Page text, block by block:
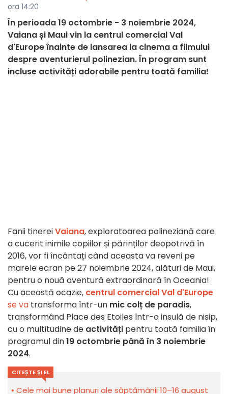
ora 14:20
În perioada 19 octombrie - 3 noiembrie 2024,
Vaiana și Maui vin la centrul comercial Val
d'Europe înainte de lansarea la cinema a filmului
despre aventurierul polinezian. În program sunt
incluse activități adorabile pentru toată familia!
Fanii tinereiVaiana, exploratoarea polineziană care
a cucerit inimile copiilor și părinților deopotrivă în
2016, vor fi încântați când aceasta va reveni pe
marele ecran pe 27 noiembrie 2024, alături de Maui,
pentru o nouă aventură extraordinară în Oceania!
Cu această ocazie, centrul comercial Val d'Europe
se va transforma într-un mic colț de paradis,
transformând Place des Etoiles într-o insulă de nisip,
cu o multitudine de activități pentru toată familia în
programul din19 octombrie până în 3 noiembrie
2024.
CITEȘTE ȘI EL
Cele mai bune planuri ale săptămânii 10–16 august